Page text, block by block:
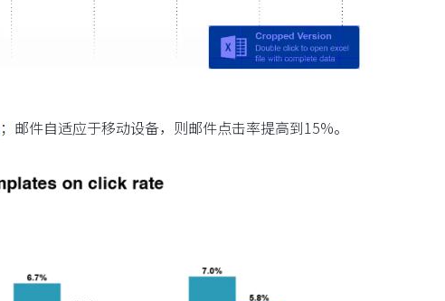
；邮件自适应于移动设备，则邮件点击率提高到15%。